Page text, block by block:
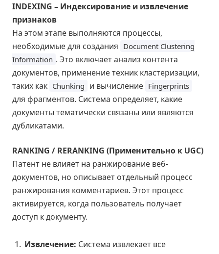
INDEXING – Индексирование и извлечение
признаков
На этом этапе выполняются процессы,
необходимые для создания Document Clustering
Information . Это включает анализ контента
документов, применение техник кластеризации,
таких как Chunking и вычисление Fingerprints
для фрагментов. Система определяет, какие
документы тематически связаны или являются
дубликатами.
RANKING / RERANKING (Применительно к UGC)
Патент не влияет на ранжирование веб-
документов, но описывает отдельный процесс
ранжирования комментариев. Этот процесс
активируется, когда пользователь получает
доступ к документу.
Извлечение: Система извлекает все